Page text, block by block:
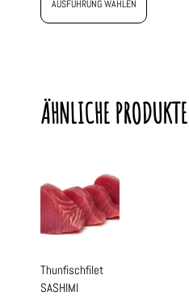
AUSFÜHRUNG WÄHLEN
ÄHNLICHE PRODUKTE
Thunfischfilet
SASHIMI